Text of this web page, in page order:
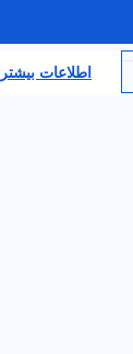
اطلاعات بیشتر